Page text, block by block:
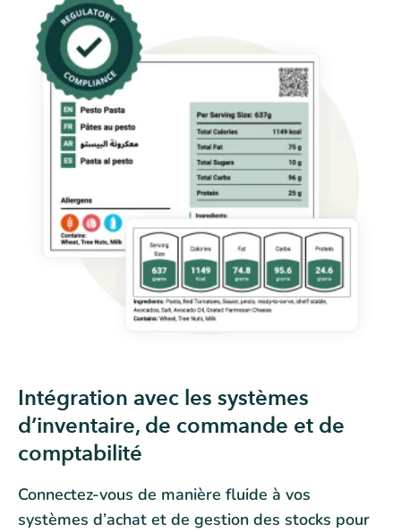
Intégration avec les systèmes
d’inventaire, de commande et de
comptabilité
Connectez-vous de manière fluide à vos
systèmes d’achat et de gestion des stocks pour